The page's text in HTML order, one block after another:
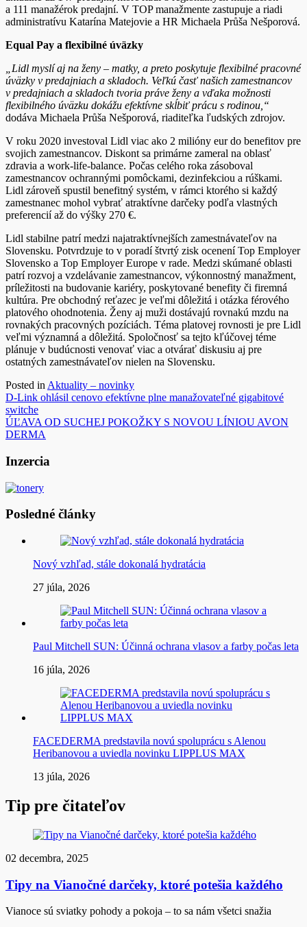
a 111 manažérok predajní. V TOP manažmente zastupuje a riadi
administratívu Katarína Matejovie a HR Michaela Průša Nešporová.
Equal Pay a flexibilné úväzky
„Lidl myslí aj na ženy – matky, a preto poskytuje flexibilné pracovné
úväzky v predajniach a skladoch. Veľkú časť našich zamestnancov
v predajniach a skladoch tvoria práve ženy a vďaka možnosti
flexibilného úväzku dokážu efektívne skĺbiť prácu s rodinou,“
dodáva Michaela Průša Nešporová, riaditeľka ľudských zdrojov.
V roku 2020 investoval Lidl viac ako 2 milióny eur do benefitov pre
svojich zamestnancov. Diskont sa primárne zameral na oblasť
zdravia a work-life-balance. Počas celého roka zásoboval
zamestnancov ochrannými pomôckami, dezinfekciou a rúškami.
Lidl zároveň spustil benefitný systém, v rámci ktorého si každý
zamestnanec mohol vybrať atraktívne darčeky podľa vlastných
preferencií až do výšky 270 €.
Lidl stabilne patrí medzi najatraktívnejších zamestnávateľov na
Slovensku. Potvrdzuje to v poradí štvrtý zisk ocenení Top Employer
Slovensko a Top Employer Europe v rade. Medzi skúmané oblasti
patrí rozvoj a vzdelávanie zamestnancov, výkonnostný manažment,
príležitosti na budovanie kariéry, poskytované benefity či firemná
kultúra. Pre obchodný reťazec je veľmi dôležitá i otázka férového
platového ohodnotenia. Ženy aj muži dostávajú rovnakú mzdu na
rovnakých pracovných pozíciách. Téma platovej rovnosti je pre Lidl
veľmi významná a dôležitá. Spoločnosť sa tejto kľúčovej téme
plánuje v budúcnosti venovať viac a otvárať diskusiu aj pre
ostatných zamestnávateľov nielen na Slovensku.
Posted in Aktuality – novinky
Navigácia
v
článku
D-Link ohlásil cenovo efektívne plne manažovateľné gigabitové
switche
ÚĽAVA OD SUCHEJ POKOŽKY S NOVOU LÍNIOU AVON
DERMA
Inzercia
Posledné články
Nový vzhľad, stále dokonalá hydratácia
27 júla, 2026
Paul Mitchell SUN: Účinná ochrana vlasov a farby počas leta
16 júla, 2026
FACEDERMA predstavila novú spoluprácu s Alenou
Heribanovou a uviedla novinku LIPPLUS MAX
13 júla, 2026
Tip pre čitateľov
02 decembra, 2025
Tipy na Vianočné darčeky, ktoré potešia každého
Vianoce sú sviatky pohody a pokoja – to sa nám všetci snažia